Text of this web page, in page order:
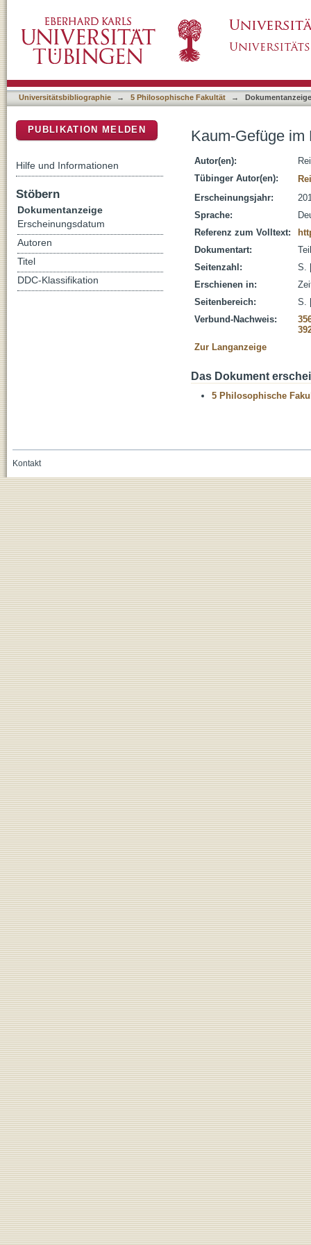
Universitätsbibliographie → 5 Philosophische Fakultät → Dokumentanzeige
Kaum-Gefüge im
Autor(en):
Tübinger Autor(en):
Erscheinungsjahr:
Sprache:
Referenz zum Volltext:
Dokumentart:
Seitenzahl:
S.
Erschienen in:
Seitenbereich:
S.
Verbund-Nachweis:
Zur Langanzeige
Das Dokument
5 Philosophische
PUBLIKATION MELDEN
Hilfe und Informationen
Stöbern
Dokumentanzeige
Erscheinungsdatum
Autoren
Titel
DDC-Klassifikation
Kontakt